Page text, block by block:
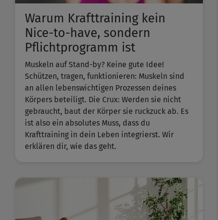
Warum Krafttraining kein
Nice-to-have, sondern
Pflichtprogramm ist
Muskeln auf Stand-by? Keine gute Idee!
Schützen, tragen, funktionieren: Muskeln sind
an allen lebenswichtigen Prozessen deines
Körpers beteiligt. Die Crux: Werden sie nicht
gebraucht, baut der Körper sie ruckzuck ab. Es
ist also ein absolutes Muss, dass du
Krafttraining in dein Leben integrierst. Wir
erklären dir, wie das geht.